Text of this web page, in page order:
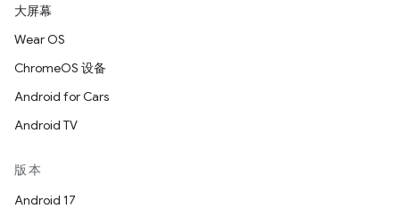
大屏幕
Wear OS
ChromeOS 设备
Android for Cars
Android TV
版本
Android 17